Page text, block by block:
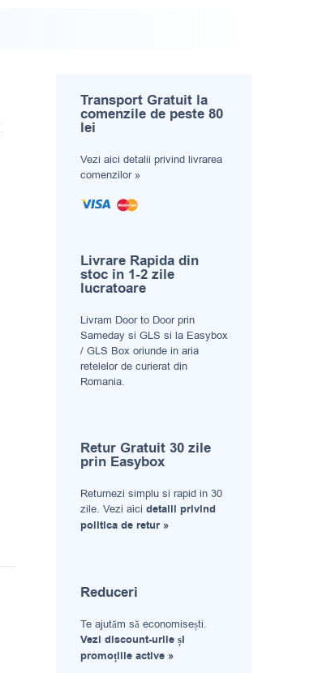
Transport Gratuit la
comenzile de peste 80
lei
Vezi aici detalii privind livrarea
comenzilor »
Livrare Rapida din
stoc in 1-2 zile
lucratoare
Livram Door to Door prin
Sameday si GLS si la Easybox
/ GLS Box oriunde in aria
retelelor de curierat din
Romania.
Retur Gratuit 30 zile
prin Easybox
Returnezi simplu si rapid in 30
zile. Vezi aici detalii privind
politica de retur »
Reduceri
Te ajutăm să economisești.
Vezi discount-urile și
promoțiile active »